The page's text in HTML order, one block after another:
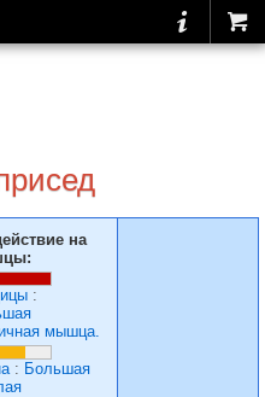
на
:
мышца.
: Большая